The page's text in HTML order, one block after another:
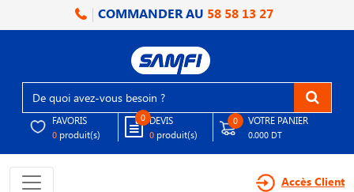
COMMANDER AU 58 58 13 27
FAVORIS
0 produit(s)
0 DEVIS
0 produit(s)
0 VOTRE PANIER
0.000 DT
Accès Client